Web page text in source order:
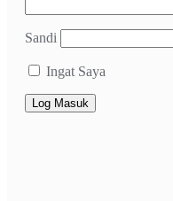
Sandi
Ingat Saya